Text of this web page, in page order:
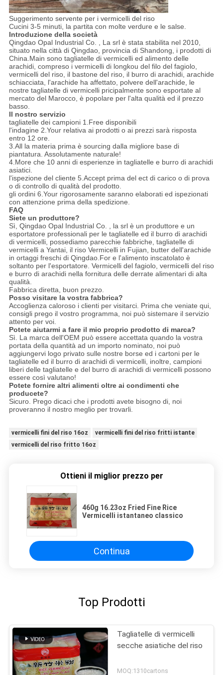
Suggerimento servente per i vermicelli del riso
Cucini 3-5 minuti, la partita con molte verdure e le salse.
Introduzione della società
Qingdao Opal Industrial Co. , La srl è stata stabilita nel 2010,
situato nella città di Qingdao, provincia di Shandong, i prodotti di
China.Main sono tagliatelle di vermicelli ed alimento delle
arachidi, compreso i vermicelli di longkou del filo del fagiolo,
vermicelli del riso, il bastone del riso, il burro di arachidi, arachide
schiacciata, l'arachide ha affettato, polvere dell'arachide, le
nostre tagliatelle di vermicelli pricipalmente sono esportate al
mercato del Marocco, è popolare per l'alta qualità ed il prezzo
basso.
Il nostro servizio
tagliatelle dei campioni 1.Free disponibili
l'indagine 2.Your relativa ai prodotti o ai prezzi sarà risposta
entro 12 ore.
3.All la materia prima è sourcing dalla migliore base di
piantatura. Assolutamente naturale!
4.More che 10 anni di esperienze in tagliatelle e burro di arachidi
asiatici.
l'ispezione del cliente 5.Accept prima del ect di carico o di prova
o di controllo di qualità del prodotto.
gli ordini 6.Your rigorosamente saranno elaborati ed ispezionati
con attenzione prima della spedizione.
FAQ
Siete un produttore?
Sì, Qingdao Opal Industrial Co. , la srl è un produttore e un
esportatore professionali per le tagliatelle ed il burro di arachidi
di vermicelli, possediamo parecchie fabbriche, tagliatelle di
vermicelli a Yantai, il riso Vermicelli in Fujian, butter dell'arachide
in ortaggi freschi di Qingdao.For e l'alimento inscatolato è
soltanto per l'esportatore. Vermicelli del fagiolo, vermicelli del riso
e burro di arachidi nella fornitura delle derrate alimentari di alta
qualità.
Fabbrica diretta, buon prezzo.
Posso visitare la vostra fabbrica?
Accoglienza caloroso i clienti per visitarci. Prima che veniate qui,
consigli prego il vostro programma, noi può sistemare il servizio
attento per voi.
Potete aiutarmi a fare il mio proprio prodotto di marca?
Sì. La marca dell'OEM può essere accettata quando la vostra
portata della quantità ad un importo nominato, noi può
aggiungervi logo privato sulle nostre borse ed i cartoni per le
tagliatelle ed il burro di arachidi di vermicelli, inoltre, campioni
liberi delle tagliatelle e del burro di arachidi di vermicelli possono
essere così valutano!
Potete fornire altri alimenti oltre ai condimenti che
producete?
Sicuro. Prego dicaci che i prodotti avete bisogno di, noi
proveranno il nostro meglio per trovarli.
vermicelli fini del riso 16oz
vermicelli fini del riso fritti istante
vermicelli del riso fritto 16oz
Ottieni il miglior prezzo per
460g 16.23oz Fried Fine Rice
Vermicelli istantaneo classico
Continua
Top Prodotti
Tagliatelle di vermicelli
secche asiatiche del riso
MOQ:1310cartons